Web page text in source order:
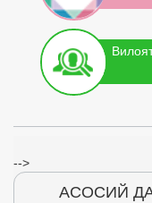
-->
АСОСИЙ